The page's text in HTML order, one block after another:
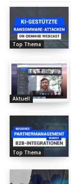
Top Thema
Aktuell
Top Thema